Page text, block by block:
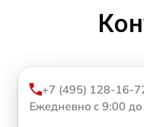
+7 (495) 128-16-
Ежедневно с 9:00